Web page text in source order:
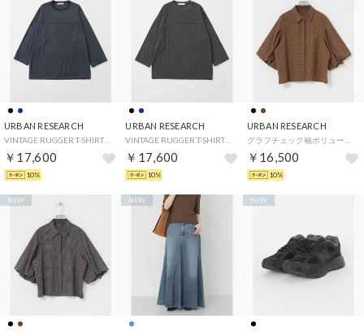
URBAN RESEARCH
￥17,600
10%
URBAN RESEARCH
￥17,600
10%
URBAN RESEARCH
￥16,500
10%
NEW NEW NEW